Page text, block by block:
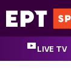
Μετάβαση
σε
περιεχόμενο
LIVE TV